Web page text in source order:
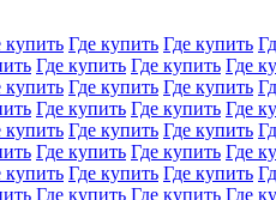
купить Где купить Где купить
Где купить Где купить Где
купить Где купить Где купить
Где купить Где купить Где
купить Где купить Где купить
Где купить Где купить Где
купить Где купить Где купить
Где купить Где купить Где